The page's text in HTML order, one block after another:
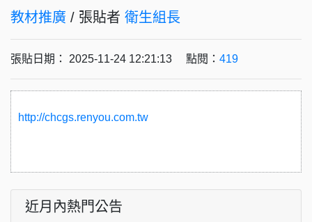
教材推廣 / 張貼者 衛生組長
張貼日期： 2025-11-24 12:21:13 點閱： 419
http://chcgs.renyou.com.tw
近月內熱門公告